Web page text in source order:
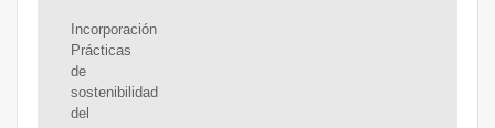
Incorporación
Prácticas
de
sostenibilidad
del